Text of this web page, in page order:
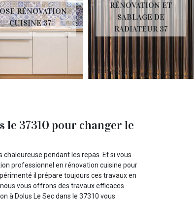
RÉNOVATION
CUISINE 37
RÉNOVATION ET
SABLAGE DE
RADIATEUR 37
le 37310 pour changer le
pendant les repas. Et si vous
professionnel en rénovation cuisine pour
il prépare toujours ces travaux en
vous offrons des travaux efficaces
à Dolus Le Sec dans le 37310 vous